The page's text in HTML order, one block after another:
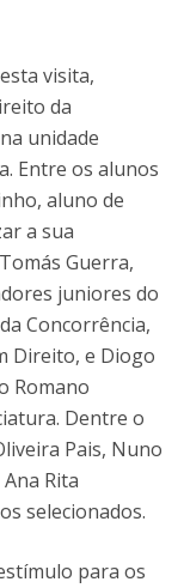
visita,
da
unidade
Entre os alunos
aluno de
a sua
Guerra,
juniores do
Concorrência,
Direito, e Diogo
Romano
Dentre o
Pais, Nuno
Rita
selecionados.
para os